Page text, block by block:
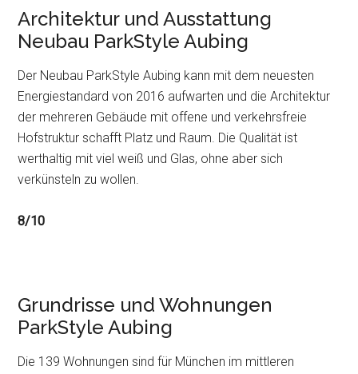
Architektur und Ausstattung
Neubau ParkStyle Aubing
Der Neubau ParkStyle Aubing kann mit dem neuesten
Energiestandard von 2016 aufwarten und die Architektur
der mehreren Gebäude mit offene und verkehrsfreie
Hofstruktur schafft Platz und Raum. Die Qualität ist
werthaltig mit viel weiß und Glas, ohne aber sich
verkünsteln zu wollen.
8/10
Grundrisse und Wohnungen
ParkStyle Aubing
Die 139 Wohnungen sind für München im mittleren